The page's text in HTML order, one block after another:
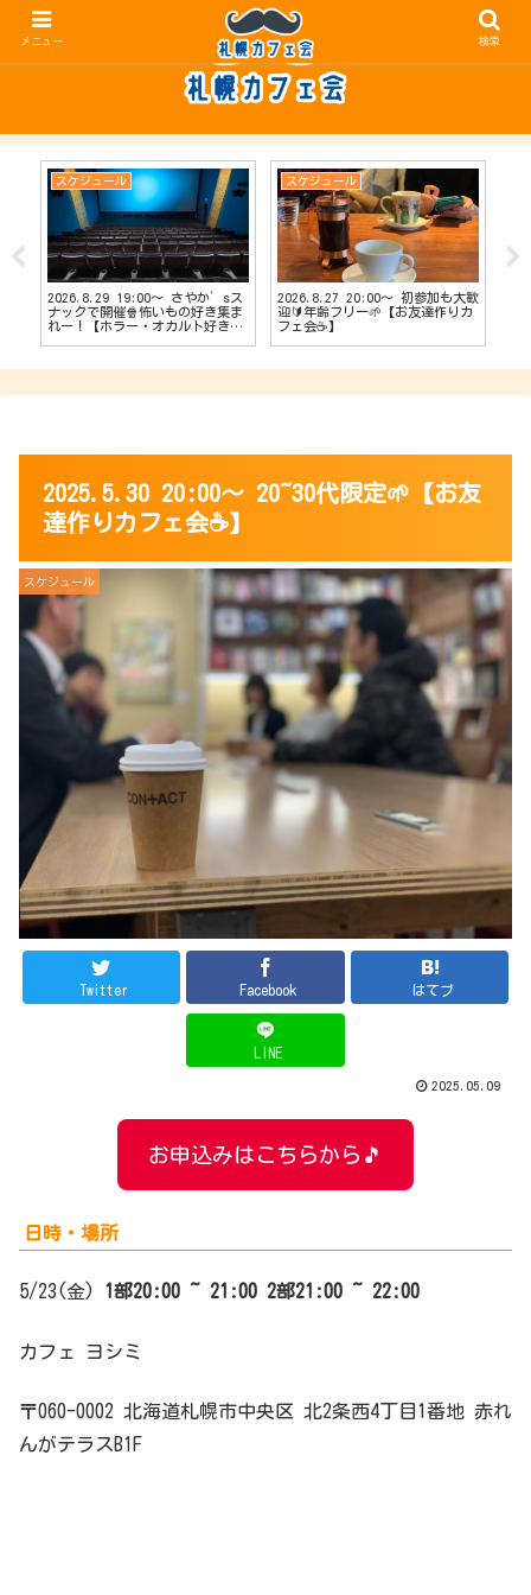
スケジュール
2026.8.29 19:00〜 さやか’sス
ナックで開催🍿怖いもの好き集ま
れー！【ホラー・オカルト好きカ
スケジュール
2026.8.27 20:00〜 初参加も大歓
迎🔰年齢フリー🌱【お友達作りカ
フェ会☕️】
2025.5.30 20:00〜 20~30代限定🌱【お友
達作りカフェ会☕️】
スケジュール
Twitter Facebook はてブ
LINE
2025.05.09
お申込みはこちらから🎵
日時・場所
5/23(金) 1部20:00 ~ 21:00 2部21:00 ~ 22:00
カフェ ヨシミ
〒060-0002 北海道札幌市中央区 北2条西4丁目1番地 赤れ
んがテラスB1F
メニュー 検索